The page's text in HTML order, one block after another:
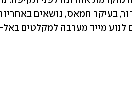
לנוע מייד מערבה למקלטים